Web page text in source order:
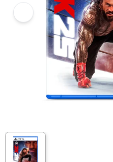
Hình ảnh và video sản phẩm
Đĩa game PS5 - WWE 2K25 - Asia